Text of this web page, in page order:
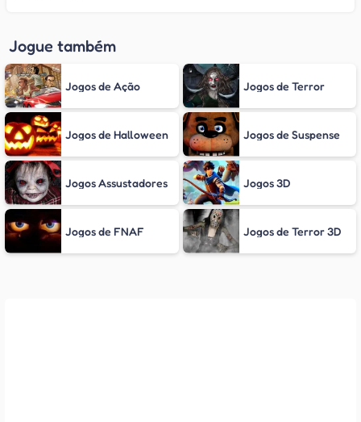
Jogue também
Jogos de Ação Jogos de Terror
Jogos de Halloween Jogos de Suspense
Jogos Assustadores Jogos 3D
Jogos de FNAF Jogos de Terror 3D